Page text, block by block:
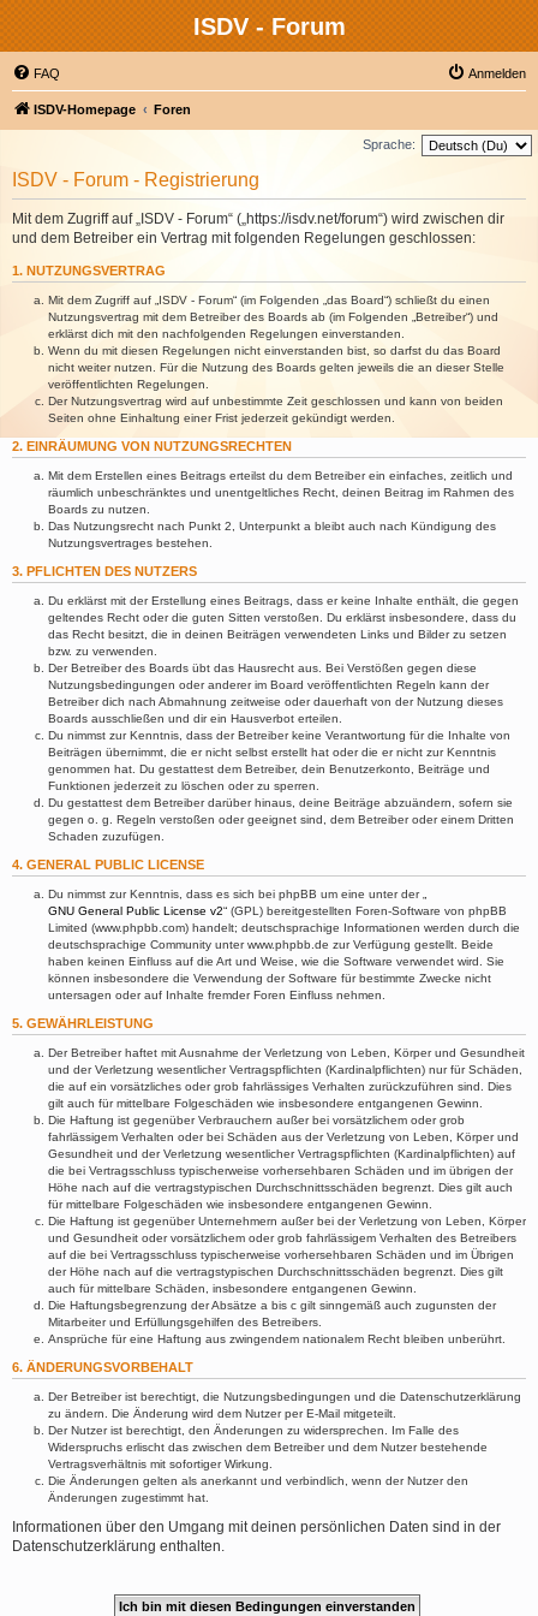
ISDV - Forum
FAQ Anmelden
ISDV-Homepage Foren
Sprache:
ISDV - Forum - Registrierung
Mit dem Zugriff auf „ISDV - Forum“ („https://isdv.net/forum“) wird zwischen dir
und dem Betreiber ein Vertrag mit folgenden Regelungen geschlossen:
1. NUTZUNGSVERTRAG
Mit dem Zugriff auf „ISDV - Forum“ (im Folgenden „das Board“) schließt du einen
Nutzungsvertrag mit dem Betreiber des Boards ab (im Folgenden „Betreiber“) und
erklärst dich mit den nachfolgenden Regelungen einverstanden.
Wenn du mit diesen Regelungen nicht einverstanden bist, so darfst du das Board
nicht weiter nutzen. Für die Nutzung des Boards gelten jeweils die an dieser Stelle
veröffentlichten Regelungen.
Der Nutzungsvertrag wird auf unbestimmte Zeit geschlossen und kann von beiden
Seiten ohne Einhaltung einer Frist jederzeit gekündigt werden.
2. EINRÄUMUNG VON NUTZUNGSRECHTEN
Mit dem Erstellen eines Beitrags erteilst du dem Betreiber ein einfaches, zeitlich und
räumlich unbeschränktes und unentgeltliches Recht, deinen Beitrag im Rahmen des
Boards zu nutzen.
Das Nutzungsrecht nach Punkt 2, Unterpunkt a bleibt auch nach Kündigung des
Nutzungsvertrages bestehen.
3. PFLICHTEN DES NUTZERS
Du erklärst mit der Erstellung eines Beitrags, dass er keine Inhalte enthält, die gegen
geltendes Recht oder die guten Sitten verstoßen. Du erklärst insbesondere, dass du
das Recht besitzt, die in deinen Beiträgen verwendeten Links und Bilder zu setzen
bzw. zu verwenden.
Der Betreiber des Boards übt das Hausrecht aus. Bei Verstößen gegen diese
Nutzungsbedingungen oder anderer im Board veröffentlichten Regeln kann der
Betreiber dich nach Abmahnung zeitweise oder dauerhaft von der Nutzung dieses
Boards ausschließen und dir ein Hausverbot erteilen.
Du nimmst zur Kenntnis, dass der Betreiber keine Verantwortung für die Inhalte von
Beiträgen übernimmt, die er nicht selbst erstellt hat oder die er nicht zur Kenntnis
genommen hat. Du gestattest dem Betreiber, dein Benutzerkonto, Beiträge und
Funktionen jederzeit zu löschen oder zu sperren.
Du gestattest dem Betreiber darüber hinaus, deine Beiträge abzuändern, sofern sie
gegen o. g. Regeln verstoßen oder geeignet sind, dem Betreiber oder einem Dritten
Schaden zuzufügen.
4. GENERAL PUBLIC LICENSE
Du nimmst zur Kenntnis, dass es sich bei phpBB um eine unter der „
GNU General Public License v2“ (GPL) bereitgestellten Foren-Software von phpBB
Limited (www.phpbb.com) handelt; deutschsprachige Informationen werden durch die
deutschsprachige Community unter www.phpbb.de zur Verfügung gestellt. Beide
haben keinen Einfluss auf die Art und Weise, wie die Software verwendet wird. Sie
können insbesondere die Verwendung der Software für bestimmte Zwecke nicht
untersagen oder auf Inhalte fremder Foren Einfluss nehmen.
5. GEWÄHRLEISTUNG
Der Betreiber haftet mit Ausnahme der Verletzung von Leben, Körper und Gesundheit
und der Verletzung wesentlicher Vertragspflichten (Kardinalpflichten) nur für Schäden,
die auf ein vorsätzliches oder grob fahrlässiges Verhalten zurückzuführen sind. Dies
gilt auch für mittelbare Folgeschäden wie insbesondere entgangenen Gewinn.
Die Haftung ist gegenüber Verbrauchern außer bei vorsätzlichem oder grob
fahrlässigem Verhalten oder bei Schäden aus der Verletzung von Leben, Körper und
Gesundheit und der Verletzung wesentlicher Vertragspflichten (Kardinalpflichten) auf
die bei Vertragsschluss typischerweise vorhersehbaren Schäden und im übrigen der
Höhe nach auf die vertragstypischen Durchschnittsschäden begrenzt. Dies gilt auch
für mittelbare Folgeschäden wie insbesondere entgangenen Gewinn.
Die Haftung ist gegenüber Unternehmern außer bei der Verletzung von Leben, Körper
und Gesundheit oder vorsätzlichem oder grob fahrlässigem Verhalten des Betreibers
auf die bei Vertragsschluss typischerweise vorhersehbaren Schäden und im Übrigen
der Höhe nach auf die vertragstypischen Durchschnittsschäden begrenzt. Dies gilt
auch für mittelbare Schäden, insbesondere entgangenen Gewinn.
Die Haftungsbegrenzung der Absätze a bis c gilt sinngemäß auch zugunsten der
Mitarbeiter und Erfüllungsgehilfen des Betreibers.
Ansprüche für eine Haftung aus zwingendem nationalem Recht bleiben unberührt.
6. ÄNDERUNGSVORBEHALT
Der Betreiber ist berechtigt, die Nutzungsbedingungen und die Datenschutzerklärung
zu ändern. Die Änderung wird dem Nutzer per E-Mail mitgeteilt.
Der Nutzer ist berechtigt, den Änderungen zu widersprechen. Im Falle des
Widerspruchs erlischt das zwischen dem Betreiber und dem Nutzer bestehende
Vertragsverhältnis mit sofortiger Wirkung.
Die Änderungen gelten als anerkannt und verbindlich, wenn der Nutzer den
Änderungen zugestimmt hat.
Informationen über den Umgang mit deinen persönlichen Daten sind in der
Datenschutzerklärung enthalten.